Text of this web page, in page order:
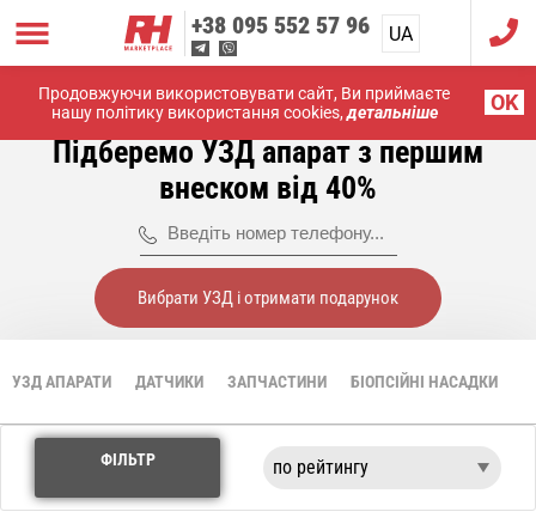
Продовжуючи використовувати сайт, Ви приймаєте
нашу політику використання cookies,детальніше OK
+38 095 552 57 96 UA
RU
Головна УЗД апарати Venue
Підберемо УЗД апарат з першим
внеском від 40%
Вибрати УЗД і отримати подарунок
УЗД АПАРАТИ ДАТЧИКИ ЗАПЧАСТИНИ БІОПСІЙНІ НАСАДКИ
ФІЛЬТР